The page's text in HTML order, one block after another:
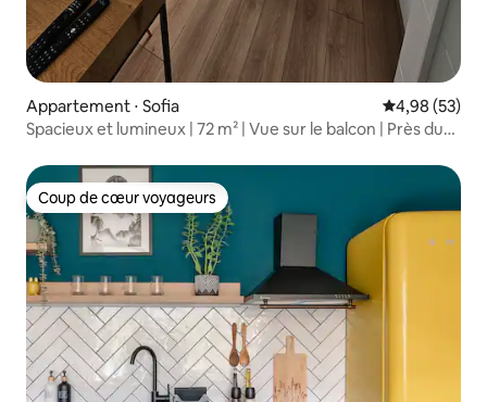
Appartement ⋅ Sofia Évaluation
4,98 (53)
Spacieux et lumineux | 72 m² | Vue sur le balcon | Près du
Coup de cœur voyageurs
Coup de cœur voyageurs